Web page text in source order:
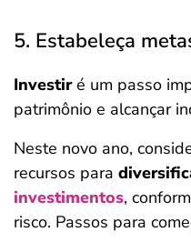
5. Estabeleça
Investiré um passo
patrimônio e alcançar
Neste novo ano,
recursos para
investimentos,
risco. Passos para